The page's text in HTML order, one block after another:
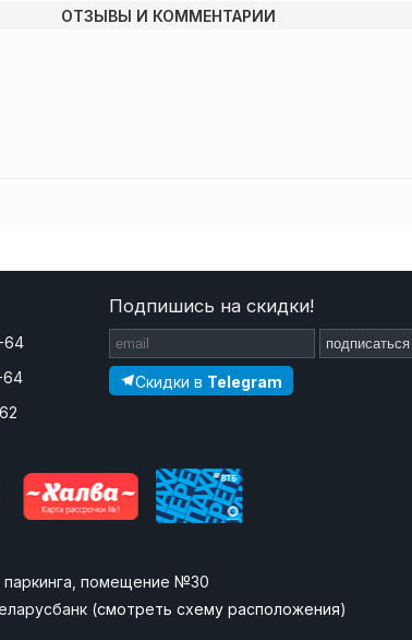
ОТЗЫВЫ И КОММЕНТАРИИ
64
64
Подпишись на скидки!
подписаться
Скидки в Telegram
паркинга, помещение №30
(смотреть схему расположения)